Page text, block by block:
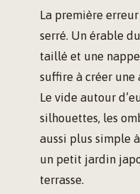
La première
serré. Un érable
taillé et une
suffire à créer une
Le vide autour
silhouettes, les
aussi plus simple
un petit jardin
terrasse.